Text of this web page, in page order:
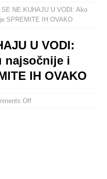
SE NE KUHAJU U VODI: Ako
SPREMITE IH OVAKO
U VODI:
najsočnije i
IH OVAKO
Off